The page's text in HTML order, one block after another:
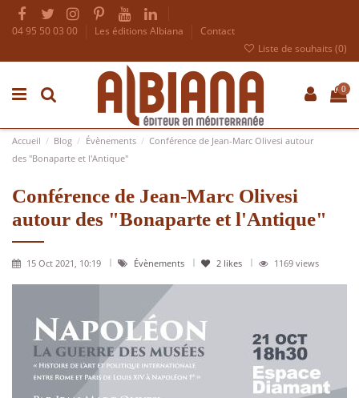
04 95 50 03 00 Les éditions Albiana
Contact
Liste de souhaits (0)
0
Accueil Blog Évènements
Conférence de Jean-Marc Olivesi autour
des "Bonaparte et l'Antique"
Conférence de Jean-Marc Olivesi
autour des "Bonaparte et l'Antique"
15 Oct 2021, 10:19 Évènements 2 likes 1169 views